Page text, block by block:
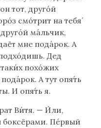
тот, друго́й
смо́трит на тебя́
ма́льчик,
мне пода́рок. А
Дед
похо́жих
А тут опя́ть
И опя́ть я.
Ви́тя. — И́ли,
Пе́рвый